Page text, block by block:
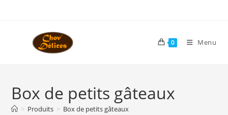
0 Menu
Box de petits gâteaux
> Produits > Box de petits gâteaux